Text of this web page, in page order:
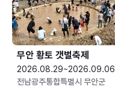
무안 황토 갯벌축제
2026.08.29~2026.09.06
전남광주통합특별시 무안군